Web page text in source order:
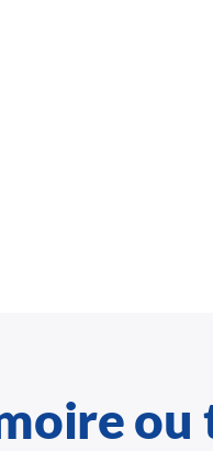
ou